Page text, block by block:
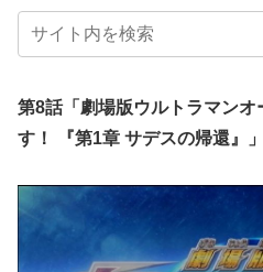
第8話「劇場版ウルトラマンオ
す！ 『第1章 サデスの帰還』」